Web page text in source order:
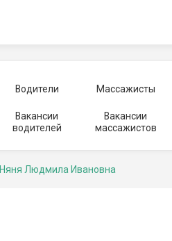
Водители Массажисты
Вакансии
водителей
Вакансии
массажистов
Няня Людмила Ивановна